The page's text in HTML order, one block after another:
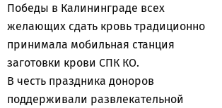
Победы в Калининграде всех
желающих сдать кровь традиционно
принимала мобильная станция
заготовки крови СПК КО.
В честь праздника доноров
поддерживали развлекательной